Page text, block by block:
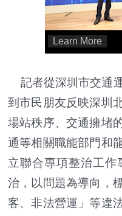
記者從深圳市交通
到市民朋友反映深圳
場站秩序、交通擁堵
通等相關職能部門和
立聯合專項整治工作
治，以問題為導向，
客、非法營運」等違